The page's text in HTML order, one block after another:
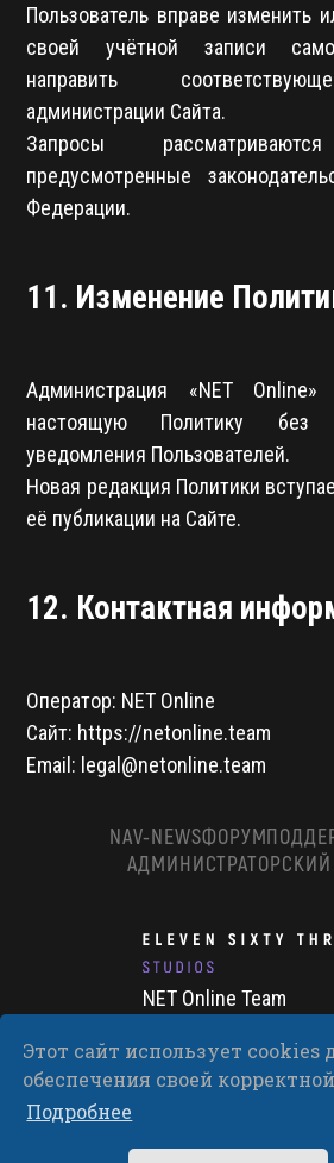
Этот сайт использует cookies
обеспечения своей
Подробнее
Пользователь вправе изменить
своей учётной записи
направить
администрации Сайта.
Запросы
предусмотренные
Федерации.
11. Изменение
Администрация «NET Online»
настоящую Политику без
уведомления Пользователей.
Новая редакция Политики
её публикации на Сайте.
12. Контактная
Оператор: NET Online
Сайт: https://netonline.team
Email: legal@netonline.team
NAV-NEWSФОРУМ
АДМИНИСТРАТОРСКИЙ
NET Online Team
Copyright 2018-2026
E-mail:
PRESS-KIT